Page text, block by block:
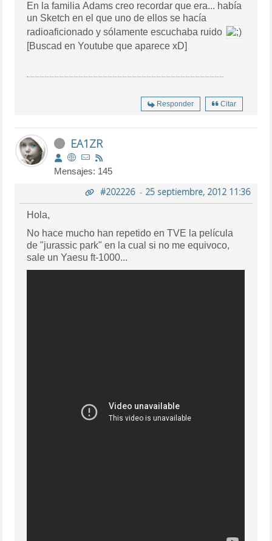
En la familia Adams creo recordar que era... había
un Sketch en el que uno de ellos se hacía
radioaficionado y sólamente escuchaba ruido
[Buscad en Youtube que aparece xD]
Responder Citar
EA1ZR
Mensajes: 145
#202226- 25 septiembre, 2012 11:36
Hola,
No hace mucho han repetido en TVE la película
de "jurassic park" en la cual si no me equivoco,
sale un Yaesu ft-1000...